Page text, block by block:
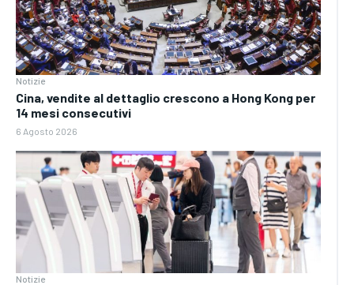
Notizie
Cina, vendite al dettaglio crescono a Hong Kong per
14 mesi consecutivi
6 Agosto 2026
Notizie